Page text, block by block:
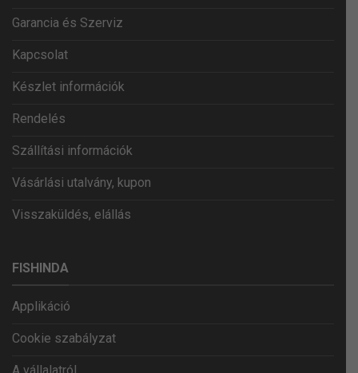
Garancia és Szerviz
Kapcsolat
Készlet információk
Rendelés
Szállítási információk
Vásárlási utalvány, kupon
Visszaküldés, elállás
FISHINDA
Applikáció
Cookie szabályzat
A vállalatról